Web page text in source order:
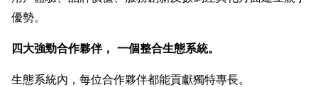
優勢。
四大強勁合作夥伴， 一個整合生態系統。
生態系統內，每位合作夥伴都能貢獻獨特專長。